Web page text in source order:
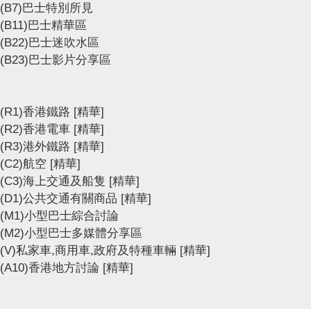
(B7)巴士特別所見
(B11)巴士精華區
(B22)巴士迷吹水區
(B23)巴士影片分享區
(R1)香港鐵路 [精華]
(R2)香港電車 [精華]
(R3)港外鐵路 [精華]
(C2)航空 [精華]
(C3)海上交通及船隻 [精華]
(D1)公共交通有關商品 [精華]
(M1)小型巴士綜合討論
(M2)小型巴士多媒體分享區
(V)私家車,商用車,政府及特種車輛 [精華]
(A10)香港地方討論 [精華]